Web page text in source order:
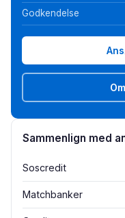
Godkendelse
Sammenlign med
Soscredit
Matchbanker